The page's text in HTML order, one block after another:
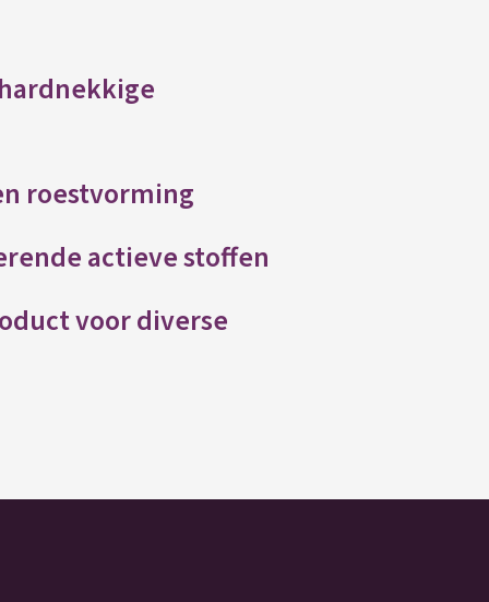
roestvorming
actieve stoffen
voor diverse